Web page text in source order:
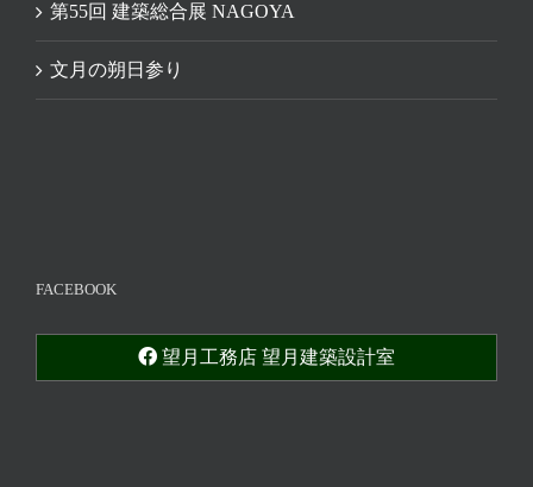
第55回 建築総合展 NAGOYA
文月の朔日参り
FACEBOOK
望月工務店 望月建築設計室